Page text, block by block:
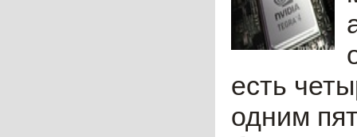
есть
одним